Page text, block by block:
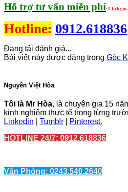
Hỗ trợ tư vấn miễn phí<Click gọi
Hotline: 0912.618836
Đang tải đánh giá...
Bài viết này được đăng trong Góc
Nguyễn Việt Hòa
Tôi là Mr Hòa, là chuyên gia 15
kinh nghiệm thực tế trong từng
Linkedin
Tumblr
Pinterest.
HOTLINE 24/7: 0912.618836
Văn Phòng: 0243.540.2640